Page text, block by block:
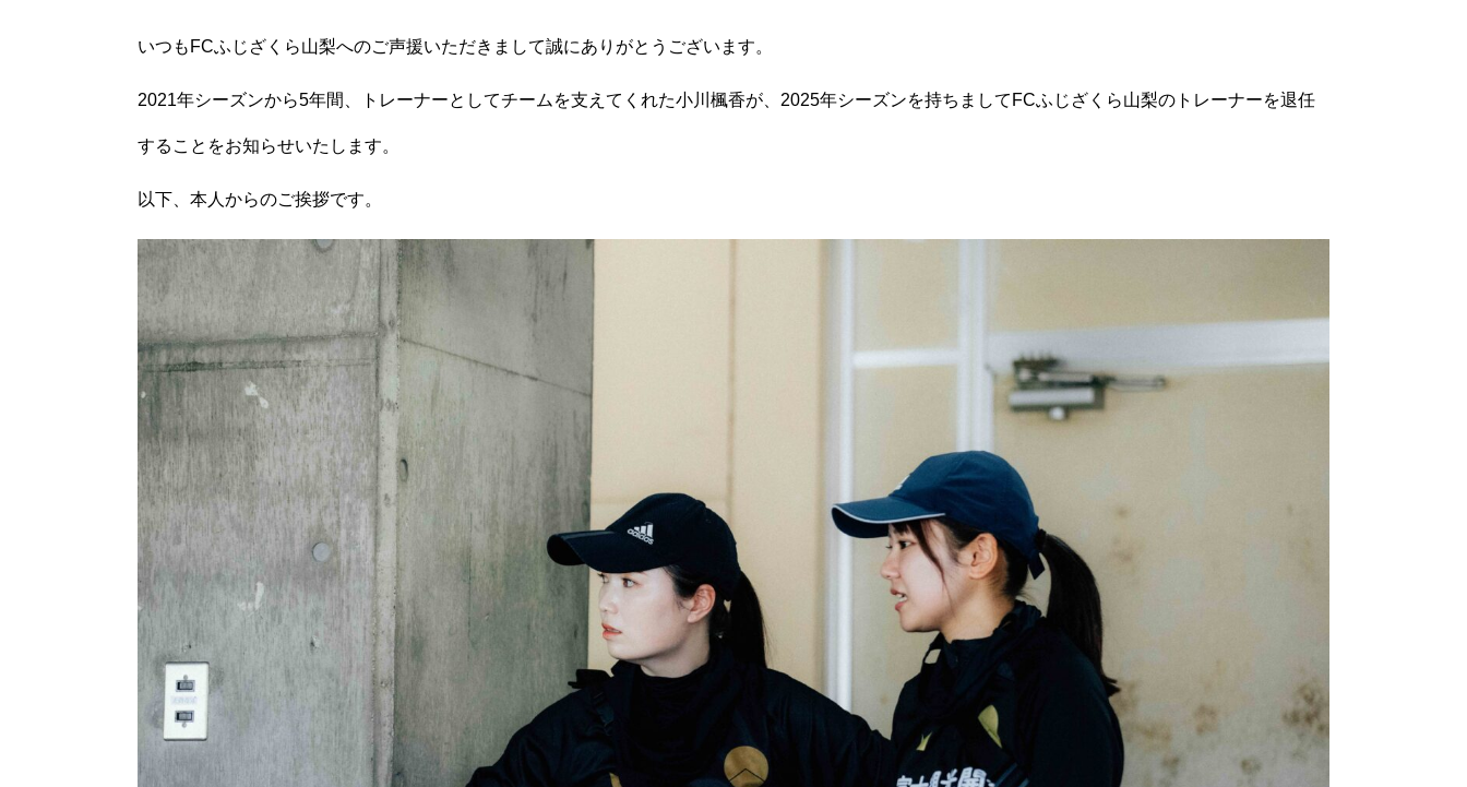
いつもFCふじざくら山梨へのご声援いただきまして誠にありがとうございます。
2021年シーズンから5年間、トレーナーとしてチームを支えてくれた小川楓香が、2025年シーズンを持ちましてFCふじざくら山梨のトレーナーを退任
することをお知らせいたします。
以下、本人からのご挨拶です。